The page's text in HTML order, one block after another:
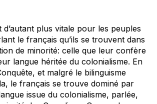
d’autant plus vitale pour les peuples
le français qu’ils se trouvent dans
de minorité: celle que leur confère
langue héritée du colonialisme. En
et malgré le bilinguisme
le français se trouve dominé par
issue du colonialisme, parlée,